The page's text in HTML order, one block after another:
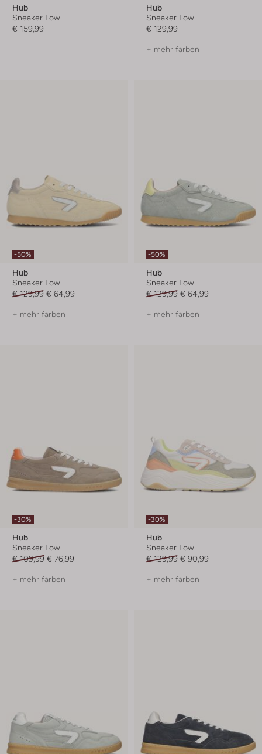
Hub
Sneaker Low
€ 159,99
Hub
Sneaker Low
€ 129,99
+ mehr farben
-50%
Hub
Sneaker Low
€ 129,99 € 64,99
+ mehr farben
-50%
Hub
Sneaker Low
€ 129,99 € 64,99
+ mehr farben
-30%
Hub
Sneaker Low
€ 109,99 € 76,99
+ mehr farben
-30%
Hub
Sneaker Low
€ 129,99 € 90,99
+ mehr farben